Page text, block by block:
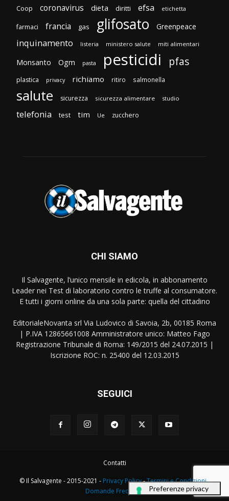
Coop coronavirus dieta diritti efsa etichetta
farmaci francia gas glifosato Greenpeace
inquinamento listeria ministero salute miti alimentari
Monsanto Ogm pasta pesticidi pfas
plastica privacy richiamo ritiro salmonella
salute sicurezza sicurezza alimentare studio
telefonia test tim Ue zucchero
CHI SIAMO
Il Salvagente, l’unico mensile in edicola, in abbonamento
Leader nei Test di laboratorio contro le truffe al consumatore.
E tutti i giorni online da una sola parte: quella del cittadino
EditorialeNovanta srl Via Ludovico di Savoia, 2b, 00185 Roma
| P.IVA 12865661008 Amministratore unico: Matteo Fago
Registrazione Tribunale di Roma: 149/2015 del 24.07.2015 |
Iscrizione ROC: n. 25400 del 12.03.2015
SEGUICI
Contatti
© Il Salvagente - 2015-2021 - Privacy Policy-Termini e Condizioni-
Domande Frequenti